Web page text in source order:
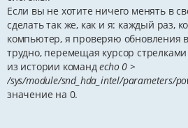
Если вы не хотите ничего менять в
сделать так же, как и я: каждый раз,
компьютер, я проверяю обновления
трудно, перемещая курсор
из истории командecho 0 >
/sys/module/snd_hda_intel/parameters/
значение на 0.